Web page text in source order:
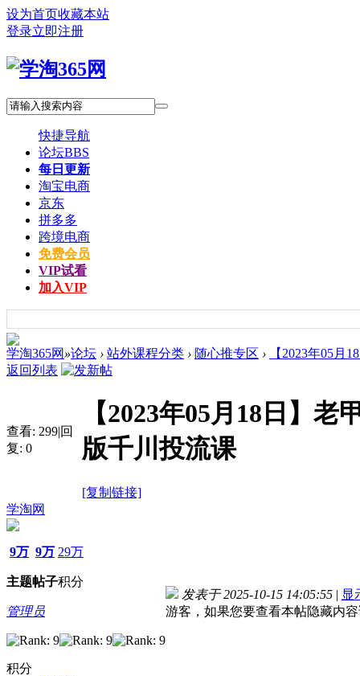
设为首页收藏本站
登录立即注册
快捷导航
论坛BBS
每日更新
淘宝电商
京东
拼多多
跨境电商
免费会员
VIP试看
加入VIP
学淘365网 »论坛 › 站外课程分类 › 随心推专区 ›
【2023年05月
返回列表
查看: 299|回
复: 0
【2023年05月18日】
版千川投流课
[复制链接]
学淘网
9万
主题
9万
帖子
29万
积分
管理员
积分
发表于 2025-10-15 14:05:55 | 显
游客，如果您要查看本帖隐藏内